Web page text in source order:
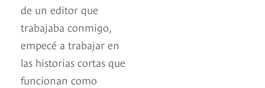
de un editor que
trabajaba conmigo,
empecé a trabajar en
las historias cortas que
funcionan como